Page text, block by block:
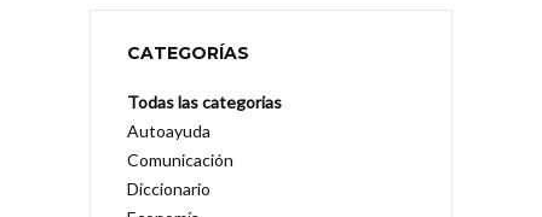
CATEGORÍAS
Todas las categorias
Autoayuda
Comunicación
Diccionario